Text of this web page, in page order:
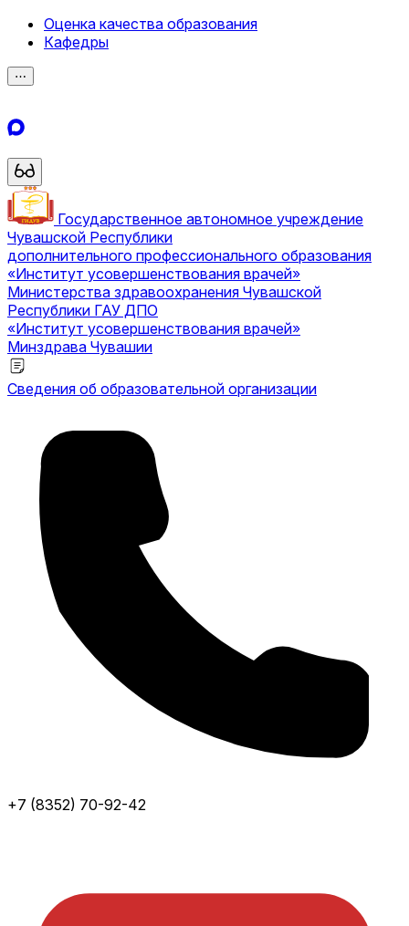
Оценка качества образования
Кафедры
⋯
Государственное автономное учреждение
Чувашской Республики
дополнительного профессионального образования
«Институт усовершенствования врачей»
Министерства здравоохранения Чувашской
Республики ГАУ ДПО
«Институт усовершенствования врачей»
Минздрава Чувашии
Сведения об образовательной организации
+7 (8352) 70-92-42